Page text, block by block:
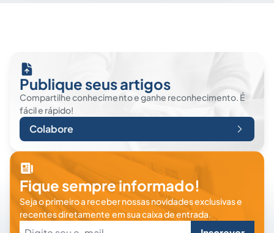
Publique seus artigos
Compartilhe conhecimento e ganhe reconhecimento. É
fácil e rápido!
Colabore
Fique sempre informado!
Seja o primeiro a receber nossas novidades exclusivas e
recentes diretamente em sua caixa de entrada.